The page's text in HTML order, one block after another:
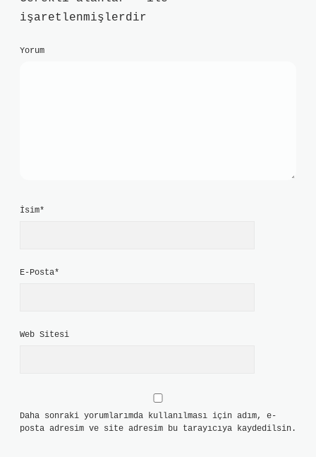
işaretlenmişlerdir
Yorum
İsim*
E-Posta*
Web Sitesi
Daha sonraki yorumlarımda kullanılması için adım, e-
posta adresim ve site adresim bu tarayıcıya kaydedilsin.